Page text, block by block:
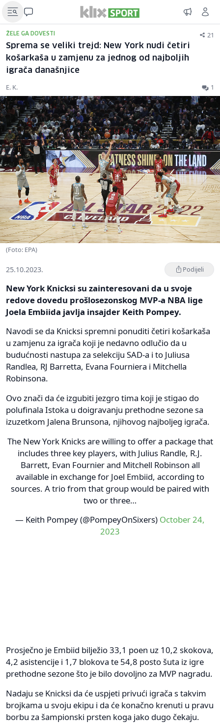
ŽELE GA DOVESTI 21
Sprema se veliki trejd: New York nudi četiri
košarkaša u zamjenu za jednog od najboljih
igrača današnjice
E. K. 1
(Foto: EPA)
25.10.2023. Podijeli
New York Knicksi su zainteresovani da u svoje
redove dovedu prošlosezonskog MVP-a NBA lige
Joela Embiida javlja insajder Keith Pompey.
Navodi se da Knicksi spremni ponuditi četiri košarkaša
u zamjenu za igrača koji je nedavno odlučio da u
budućnosti nastupa za selekciju SAD-a i to Juliusa
Randlea, RJ Barretta, Evana Fourniera i Mitchella
Robinsona.
Ovo znači da će izgubiti jezgro tima koji je stigao do
polufinala Istoka u doigravanju prethodne sezone sa
izuzetkom Jalena Brunsona, njihovog najboljeg igrača.
The New York Knicks are willing to offer a package that
includes three key players, with Julius Randle, R.J.
Barrett, Evan Fournier and Mitchell Robinson all
available in exchange for Joel Embiid, according to
sources. A trio from that group would be paired with
two or three…
— Keith Pompey (@PompeyOnSixers) October 24,
2023
Prosječno je Embiid bilježio 33,1 poen uz 10,2 skokova,
4,2 asistencije i 1,7 blokova te 54,8 posto šuta iz igre
prethodne sezone što je bilo dovoljno za MVP nagradu.
Nadaju se Knicksi da će uspjeti privući igrača s takvim
brojkama u svoju ekipu i da će konačno krenuti u pravu
borbu za šampionski prsten koga jako dugo čekaju.